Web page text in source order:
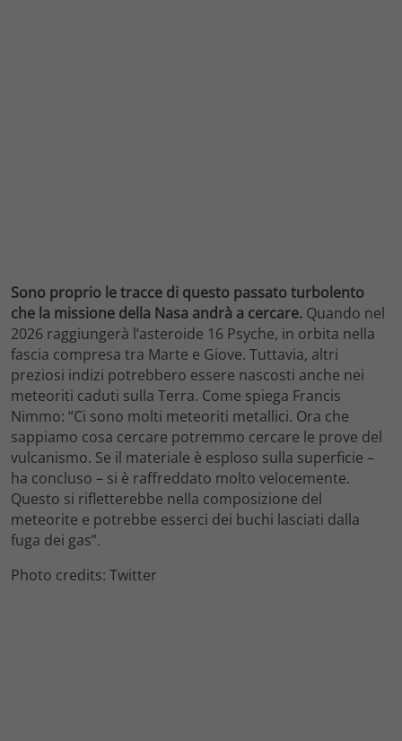
Sono proprio le tracce di questo passato turbolento
che la missione della Nasa andrà a cercare. Quando nel
2026 raggiungerà l’asteroide 16 Psyche, in orbita nella
fascia compresa tra Marte e Giove. Tuttavia, altri
preziosi indizi potrebbero essere nascosti anche nei
meteoriti caduti sulla Terra. Come spiega Francis
Nimmo: “Ci sono molti meteoriti metallici. Ora che
sappiamo cosa cercare potremmo cercare le prove del
vulcanismo. Se il materiale è esploso sulla superficie –
ha concluso – si è raffreddato molto velocemente.
Questo si rifletterebbe nella composizione del
meteorite e potrebbe esserci dei buchi lasciati dalla
fuga dei gas”.
Photo credits: Twitter